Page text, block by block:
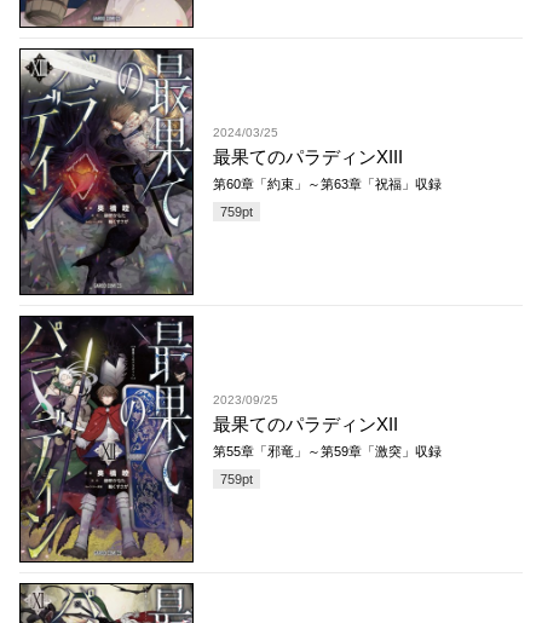
2024/03/25
最果てのパラディンXIII
第60章「約束」～第63章「祝福」収録
759pt
2023/09/25
最果てのパラディンXII
第55章「邪竜」～第59章「激突」収録
759pt